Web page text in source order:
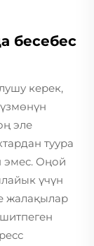
бесебес
керек,
эле
туура
эмес. Оңой
үчүн
жалақылар